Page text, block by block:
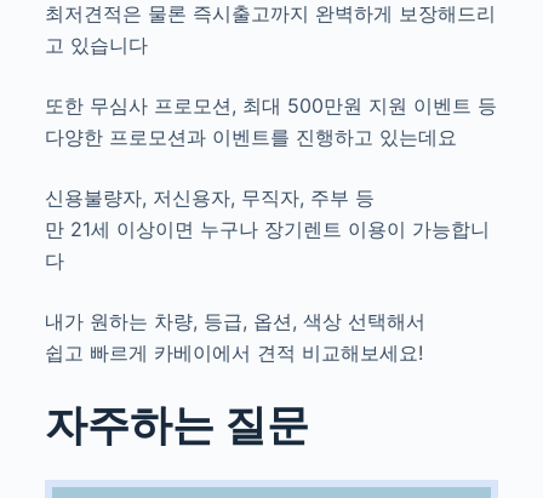
최저견적은 물론 즉시출고까지 완벽하게 보장해드리
고 있습니다
또한 무심사 프로모션, 최대 500만원 지원 이벤트 등
다양한 프로모션과 이벤트를 진행하고 있는데요
신용불량자, 저신용자, 무직자, 주부 등
만 21세 이상이면 누구나 장기렌트 이용이 가능합니
다
내가 원하는 차량, 등급, 옵션, 색상 선택해서
쉽고 빠르게 카베이에서 견적 비교해보세요!
자주하는 질문